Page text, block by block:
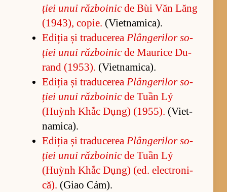
ției unui răz­bo­i­nicde Bùi Văn Lăng
(1943), co­pie. (Vi­et­na­mi­ca).
Edi­ția și tra­du­ce­rea Plân­ge­ri­lor so­
ției unui răz­bo­i­nicde Ma­u­rice Du­
rand (1953). (Vi­et­na­mi­ca).
Edi­ția și tra­du­ce­rea Plân­ge­ri­lor so­
ției unui răz­bo­i­nicde Tuần Lý
(Huỳnh Khắc Dụng) (1955). (Vi­et­
na­mi­ca).
Edi­ția și tra­du­ce­rea Plân­ge­ri­lor so­
ției unui răz­bo­i­nicde Tuần Lý
(Huỳnh Khắc Dụng) (ed. elec­tro­ni­
că). (Giao Cảm).